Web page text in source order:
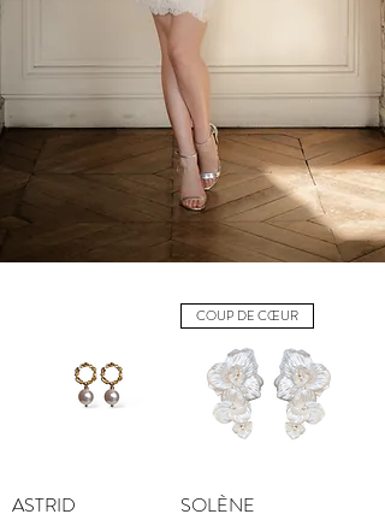
ASTRID
COUP DE CŒUR
SOLÈNE